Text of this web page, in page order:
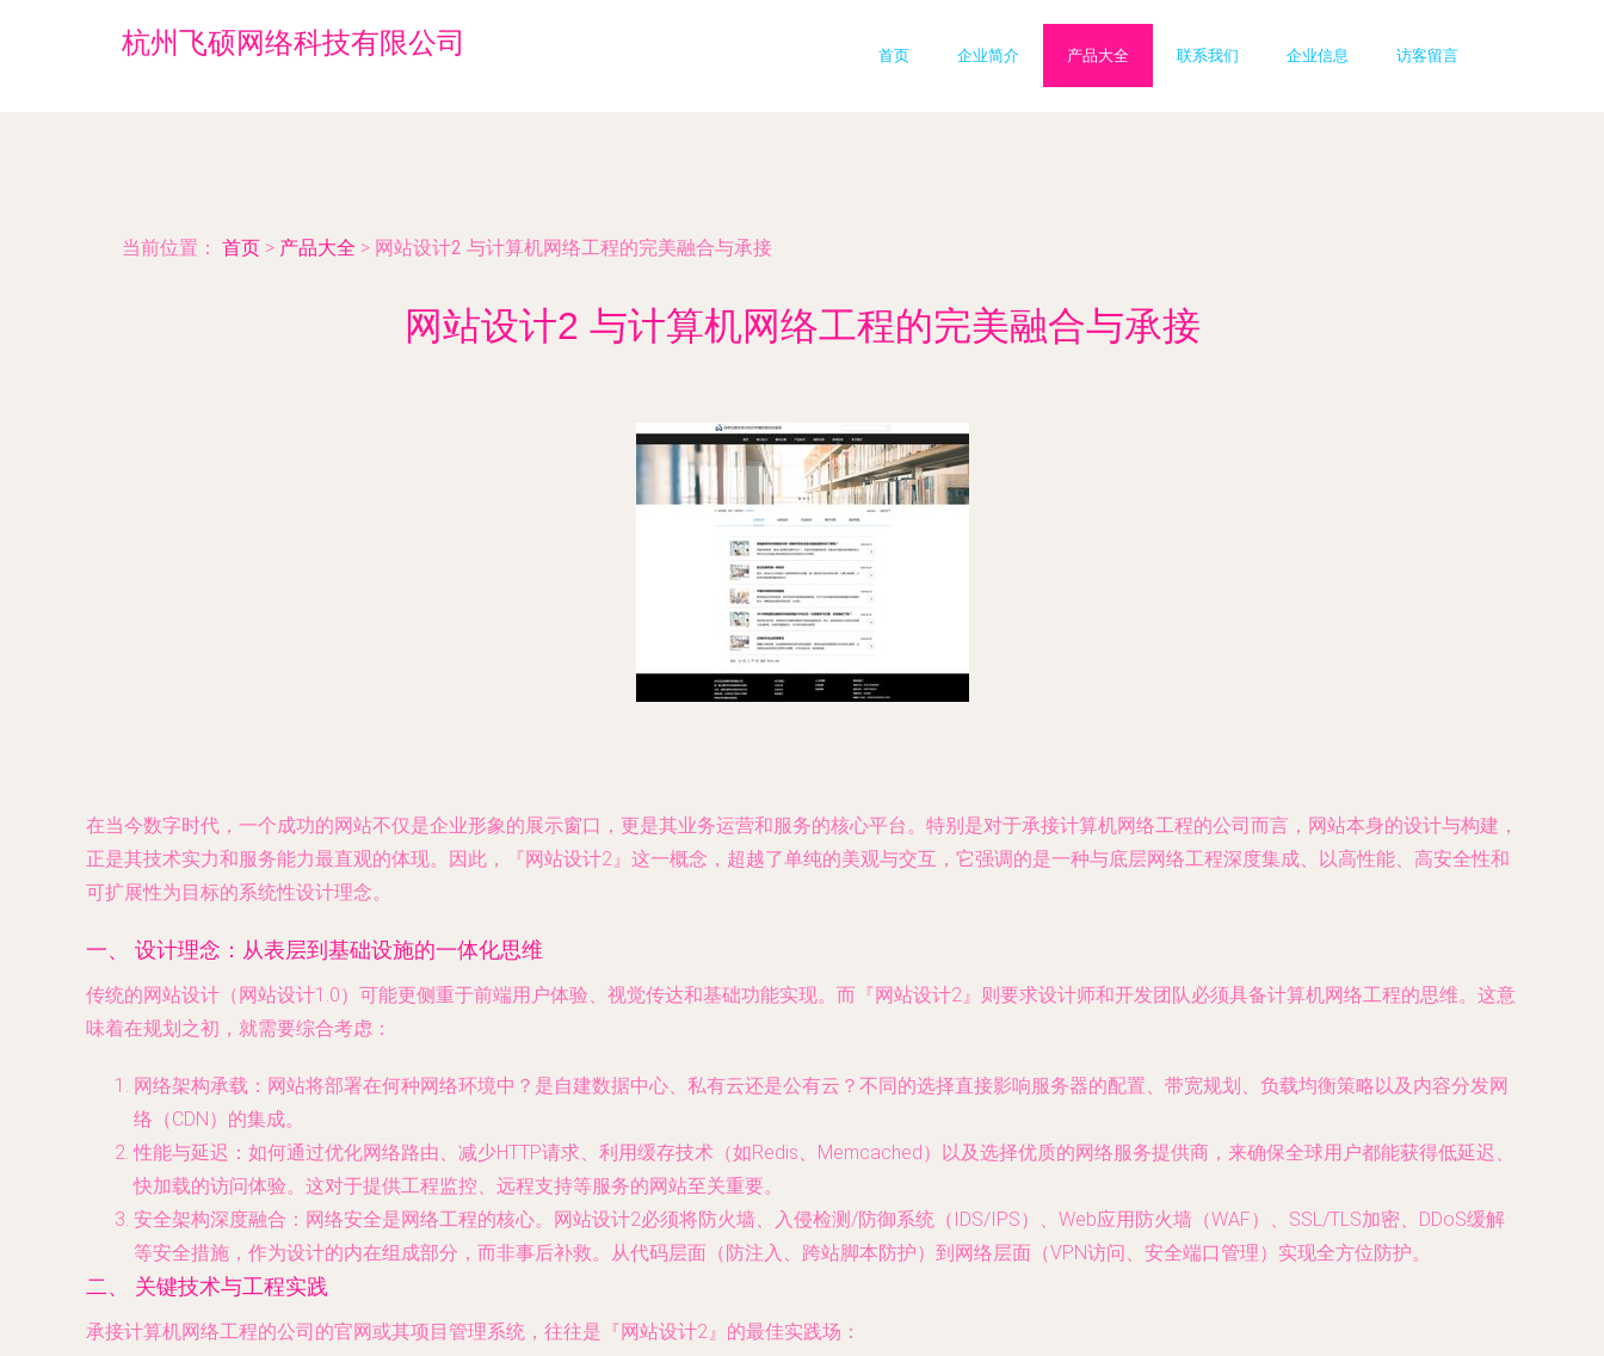
杭州飞硕网络科技有限公司 首页 企业简介 产品大全 联系我们 企业信息 访客留言
当前位置： 首页 > 产品大全 > 网站设计2 与计算机网络工程的完美融合与承接
网站设计2 与计算机网络工程的完美融合与承接
在当今数字时代，一个成功的网站不仅是企业形象的展示窗口，更是其业务运营和服务的核心平台。特别是对于承接计算机网络工程的公司而言，网站本身的设计与构建，
正是其技术实力和服务能力最直观的体现。因此，『网站设计2』这一概念，超越了单纯的美观与交互，它强调的是一种与底层网络工程深度集成、以高性能、高安全性和
可扩展性为目标的系统性设计理念。
一、 设计理念：从表层到基础设施的一体化思维
传统的网站设计（网站设计1.0）可能更侧重于前端用户体验、视觉传达和基础功能实现。而『网站设计2』则要求设计师和开发团队必须具备计算机网络工程的思维。这意
味着在规划之初，就需要综合考虑：
网络架构承载 ：网站将部署在何种网络环境中？是自建数据中心、私有云还是公有云？不同的选择直接影响服务器的配置、带宽规划、负载均衡策略以及内容分发网
络（CDN）的集成。
性能与延迟 ：如何通过优化网络路由、减少HTTP请求、利用缓存技术（如Redis、Memcached）以及选择优质的网络服务提供商，来确保全球用户都能获得低延迟、
快加载的访问体验。这对于提供工程监控、远程支持等服务的网站至关重要。
安全架构深度融合 ：网络安全是网络工程的核心。网站设计2必须将防火墙、入侵检测/防御系统（IDS/IPS）、Web应用防火墙（WAF）、SSL/TLS加密、DDoS缓解
等安全措施，作为设计的内在组成部分，而非事后补救。从代码层面（防注入、跨站脚本防护）到网络层面（VPN访问、安全端口管理）实现全方位防护。
二、 关键技术与工程实践
承接计算机网络工程的公司的官网或其项目管理系统，往往是『网站设计2』的最佳实践场：